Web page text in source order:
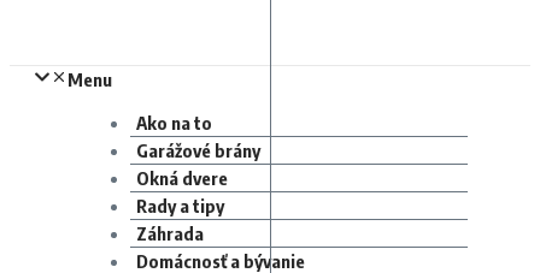
Menu
Ako na to
Garážové brány
Okná dvere
Rady a tipy
Záhrada
Domácnosť a bývanie